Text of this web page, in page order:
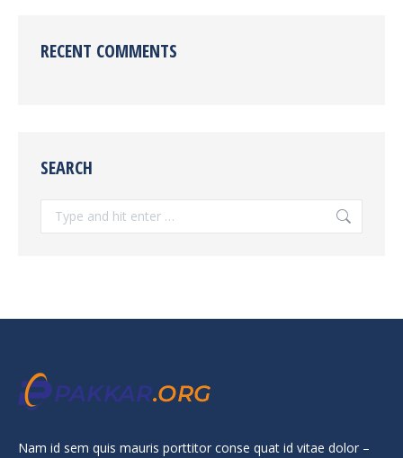
RECENT COMMENTS
SEARCH
Search:
Nam id sem quis mauris porttitor conse quat id vitae dolor –